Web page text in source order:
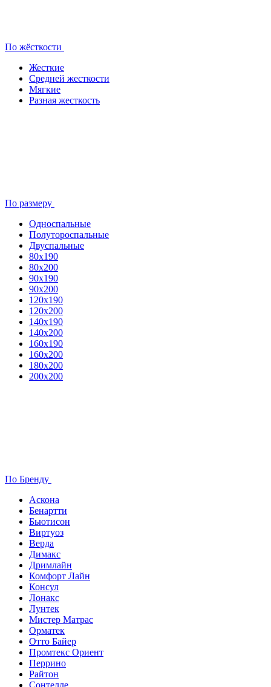
По жёсткости
Жесткие
Средней жесткости
Мягкие
Разная жесткость
По размеру
Односпальные
Полутороспальные
Двуспальные
80x190
80х200
90х190
90х200
120х190
120х200
140х190
140х200
160х190
160х200
180х200
200х200
По Бренду
Аскона
Бенартти
Бьютисон
Виртуоз
Верда
Димакс
Дримлайн
Комфорт Лайн
Консул
Лонакс
Лунтек
Мистер Матрас
Орматек
Отто Байер
Промтекс Ориент
Перрино
Райтон
Сонтелле